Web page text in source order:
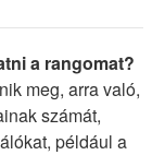
a rangomat?
meg, arra való,
számát,
például a